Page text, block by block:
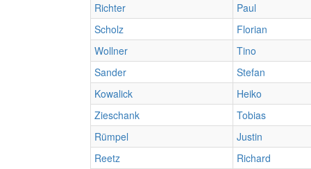
Richter
Paul
Scholz
Florian
Wollner
Tino
Sander
Stefan
Kowalick
Heiko
Zieschank
Tobias
Rümpel
Justin
Reetz
Richard